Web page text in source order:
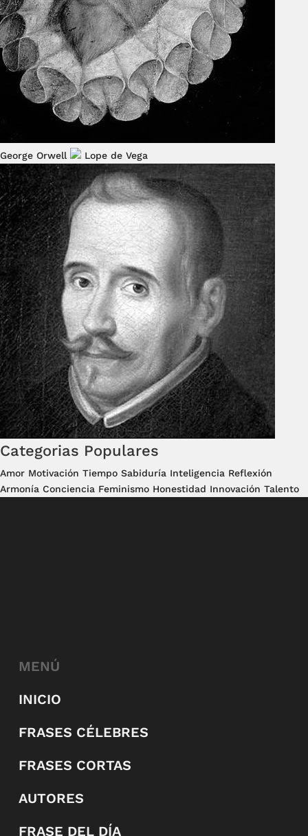
George Orwell Lope de Vega
Categorias Populares
Amor Motivación Tiempo Sabiduría Inteligencia Reflexión
Armonía Conciencia Feminismo Honestidad Innovación Talento
MENÚ
INICIO
FRASES CÉLEBRES
FRASES CORTAS
AUTORES
FRASE DEL DÍA